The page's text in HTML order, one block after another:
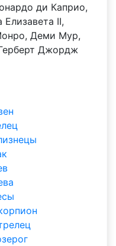
ди Каприо,
II,
Деми Мур,
Джордж